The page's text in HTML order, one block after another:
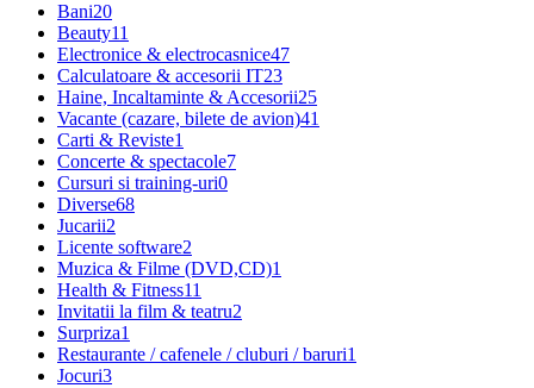
Bani20
Beauty11
Electronice & electrocasnice47
Calculatoare & accesorii IT23
Haine, Incaltaminte & Accesorii25
Vacante (cazare, bilete de avion)41
Carti & Reviste1
Concerte & spectacole7
Cursuri si training-uri0
Diverse68
Jucarii2
Licente software2
Muzica & Filme (DVD,CD)1
Health & Fitness11
Invitatii la film & teatru2
Surpriza1
Restaurante / cafenele / cluburi / baruri1
Jocuri3